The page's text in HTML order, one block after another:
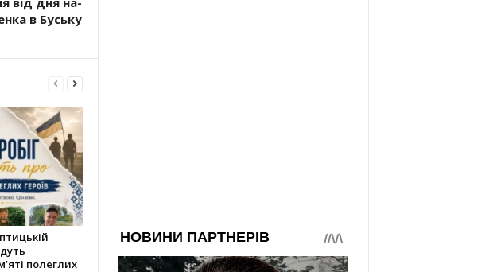
в Буську
полеглих